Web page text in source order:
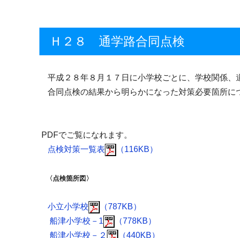
Ｈ２８ 通学路合同点検
平成２８年８月１７日に小学校ごとに、学校関係、
合同点検の結果から明らかになった対策必要箇所に
PDFでご覧になれます。
点検対策一覧表
（116KB）
〈点検箇所図〉
小立小学校
（787KB）
船津小学校－1
（778KB）
船津小学校－２
（440KB）